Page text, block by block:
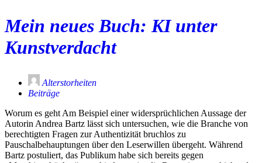
„KI
Kunstverdacht“.
Mein neues Buch: KI unter
Kunstverdacht
Alterstorheiten
Beiträge
Worum es geht Am Beispiel einer widersprüchlichen Aussage der
Autorin Andrea Bartz lässt sich untersuchen, wie die Branche von
berechtigten Fragen zur Authentizität bruchlos zu
Pauschalbehauptungen über den Leserwillen übergeht. Während
Bartz postuliert, das Publikum habe sich bereits gegen